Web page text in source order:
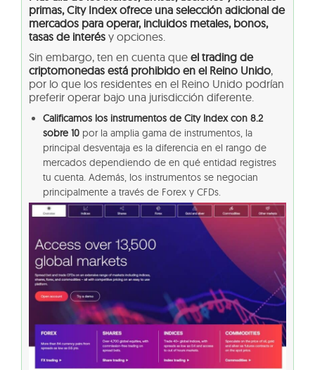
primas, City Index ofrece una selección adicional de
mercados para operar, incluidos metales, bonos,
tasas de interés y opciones.
Sin embargo, ten en cuenta que el trading de
criptomonedas está prohibido en el Reino Unido,
por lo que los residentes en el Reino Unido podrían
preferir operar bajo una jurisdicción diferente.
Calificamos los instrumentos de City Index con 8.2
sobre 10 por la amplia gama de instrumentos, la
principal desventaja es la diferencia en el rango de
mercados dependiendo de en qué entidad registres
tu cuenta. Además, los instrumentos se negocian
principalmente a través de Forex y CFDs.